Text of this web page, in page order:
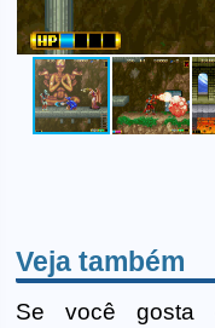
Veja também
Se você gosta